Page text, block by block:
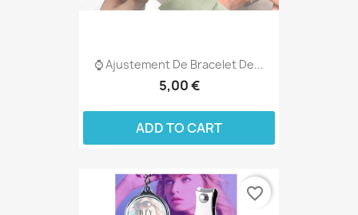
⌚ Ajustement De Bracelet De...
5,00 €
ADD TO CART
favorite_border